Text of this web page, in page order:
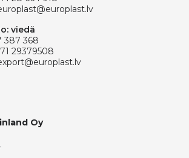
viedä
387 368
29379508
Oy